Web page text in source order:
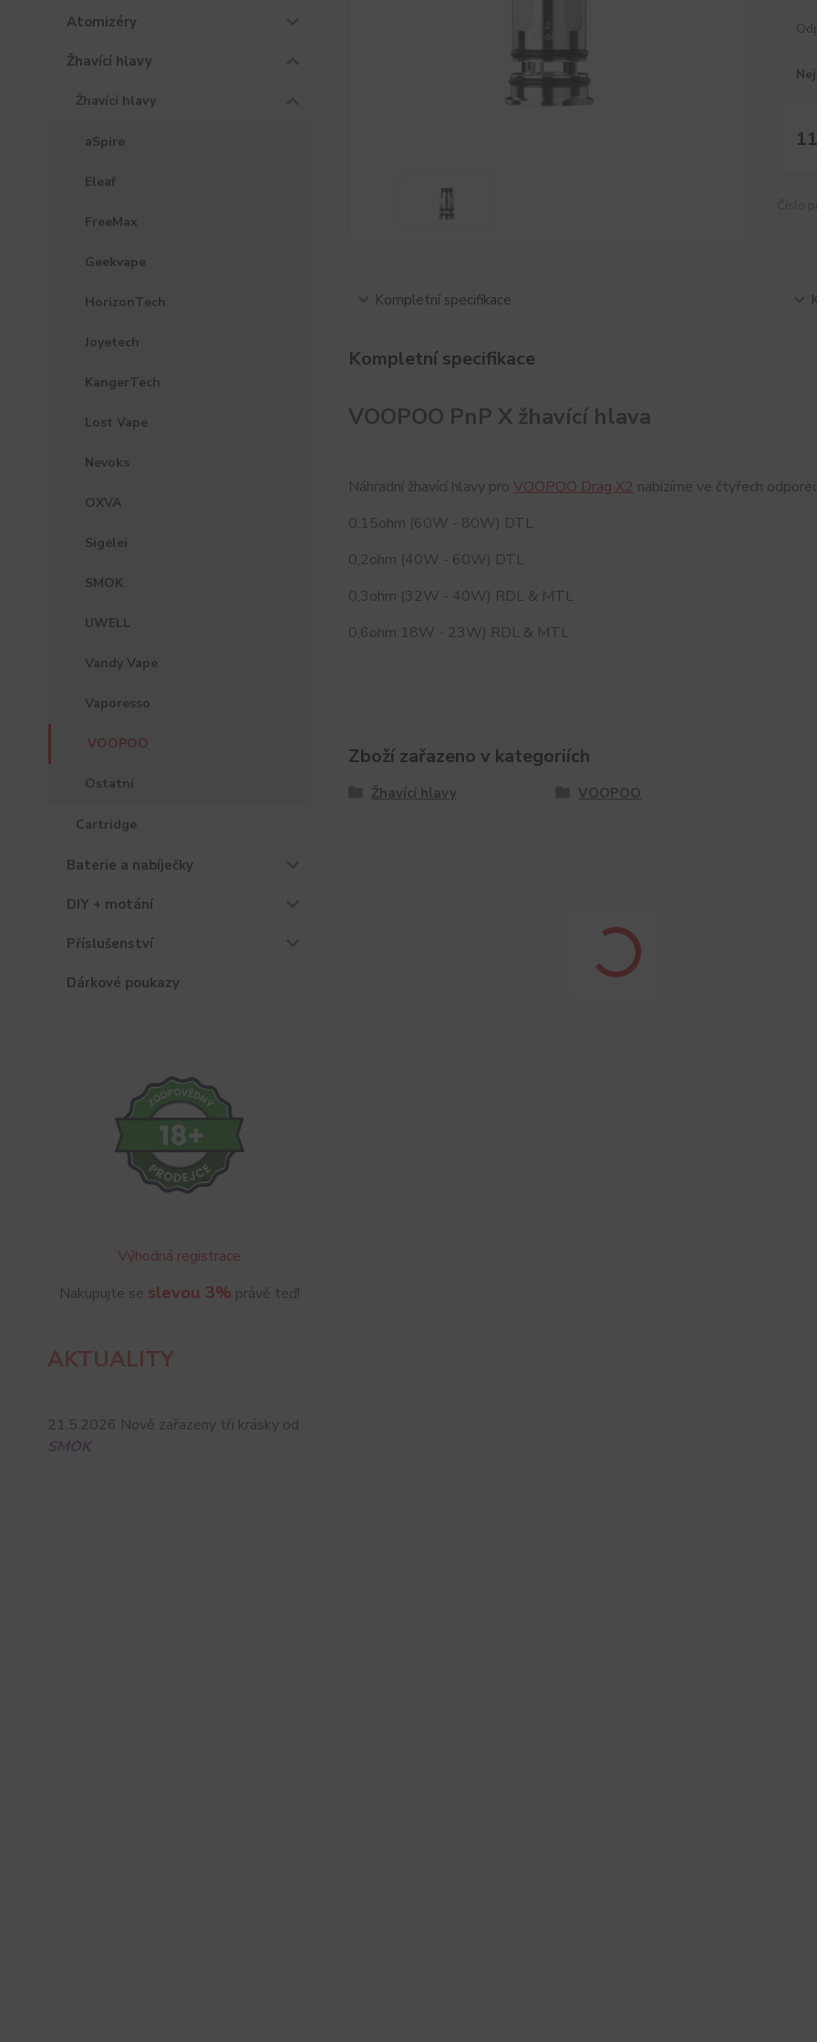
Atomizéry
Žhavící hlavy
Žhavící hlavy
aSpire
Eleaf
FreeMax
Geekvape
HorizonTech
Joyetech
KangerTech
Lost Vape
Nevoks
OXVA
Sigelei
SMOK
UWELL
Vandy Vape
Vaporesso
VOOPOO
Ostatní
Cartridge
Baterie a nabíječky
DIY + motání
Příslušenství
Dárkové poukazy
Výhodná registrace
Nakupujte se slevou 3% právě teď!
AKTUALITY
21.5.2026 Nově zařazeny tři krásky od
SMOK
Kompletní specifikace
Kompletní specifikace
VOOPOO PnP X žhavící hlava
Náhradní žhavící hlavy pro VOOPOO Drag X2nabízíme ve čtyřech
0,15ohm (60W - 80W) DTL
0,2ohm (40W - 60W) DTL
0,3ohm (32W - 40W) RDL & MTL
0,6ohm 18W - 23W) RDL & MTL
Zboží zařazeno v kategoriích
Žhavící hlavy VOOPOO